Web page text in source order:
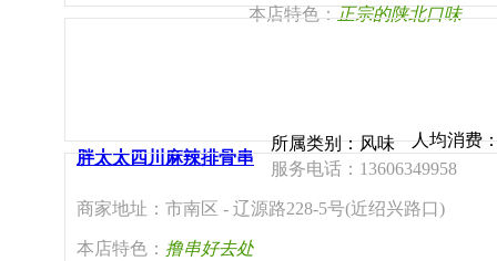
本店特色：正宗的陕北口味
胖太太四川麻辣排骨串
所属类别：风味
人均消费
服务电话：13606349958
商家地址：市南区 - 辽源路228-5号(近绍兴路口)
本店特色： 撸串好去处